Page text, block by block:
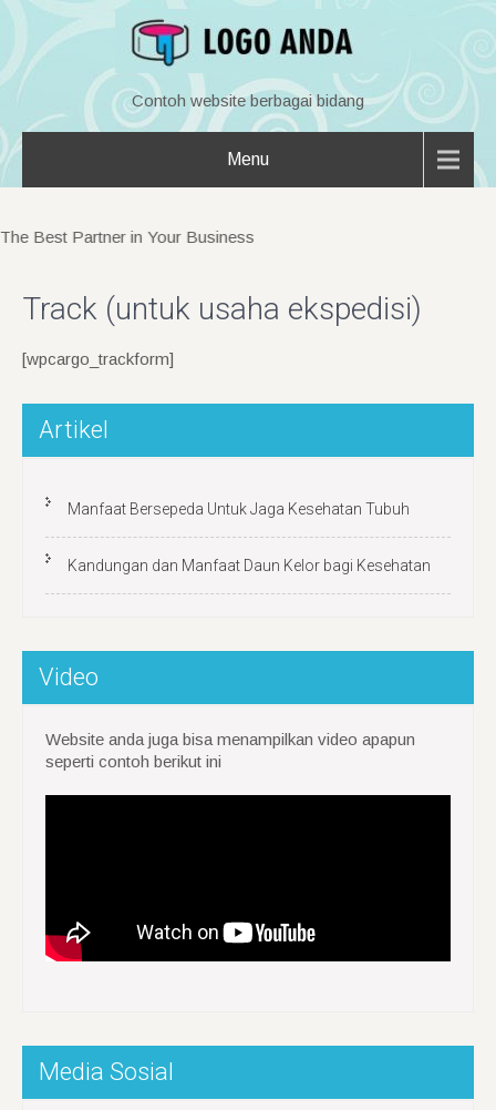
Contoh website berbagai bidang
Menu
Best Partner in Your Business
Track (untuk usaha ekspedisi)
[wpcargo_trackform]
Artikel
Manfaat Bersepeda Untuk Jaga Kesehatan Tubuh
Kandungan dan Manfaat Daun Kelor bagi Kesehatan
Video
Website anda juga bisa menampilkan video apapun
seperti contoh berikut ini
Media Sosial